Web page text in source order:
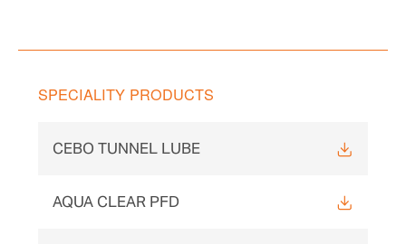
SPECIALITY PRODUCTS
CEBO TUNNEL LUBE
AQUA CLEAR PFD